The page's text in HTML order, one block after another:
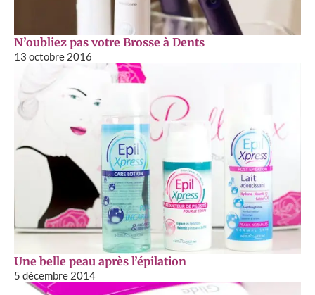
N’oubliez pas votre Brosse à Dents
13 octobre 2016
Une belle peau après l’épilation
5 décembre 2014